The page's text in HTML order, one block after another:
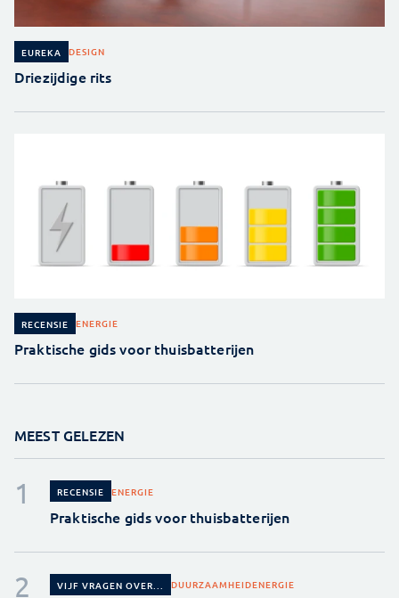
EUREKA DESIGN
Driezijdige rits
RECENSIE ENERGIE
Praktische gids voor thuisbatterijen
MEEST GELEZEN
RECENSIE ENERGIE
Praktische gids voor thuisbatterijen
VIJF VRAGEN OVER... DUURZAAMHEIDENERGIE